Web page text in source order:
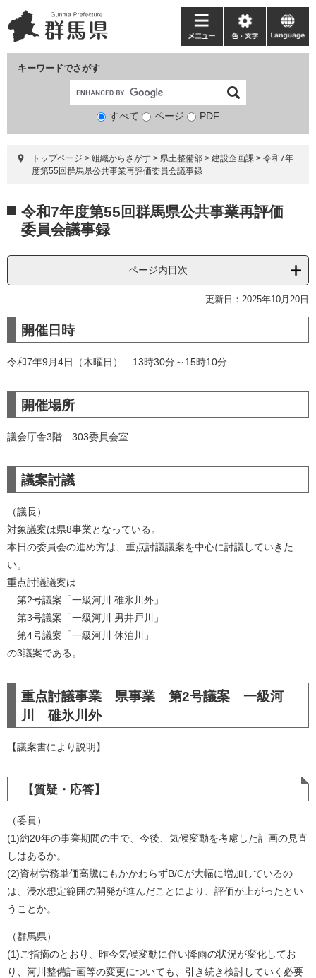
ー
ジ
ニ
ュ
て
キーワードでさがす
検
象
すべて ページ PDF
メ
ニ
ー
色・
文
language
トップページ > 組織からさがす > 県土整備部 > 建設企画課 > 令和7年
度第55回群馬県公共事業再評価委員会議事録
文 令和7年度第55回群馬県公共事業再評価
委員会議事録
ページ内目次
更新日：2025年10月20日
開催日時
令和7年9月4日（木曜日） 13時30分～15時10分
開催場所
議会庁舎3階 303委員会室
議案討議
（議長）​
対象議案は県8事業となっている。
本日の委員会の進め方は、重点討議議案を中心に討議していきた
い。
重点討議議案は
第2号議案「一級河川 碓氷川外」
第3号議案「一級河川 男井戸川」
第4号議案「一級河川 休泊川」
の3議案である。​
重点討議事業 県事業 第2号議案 一級河
川 碓氷川外
【議案書により説明】
【質疑・応答】
（委員）
(1)​約20年の事業期間の中で、今後、気候変動を考慮した計画の見直
しはあるか。
​(2)資材労務単価高騰にもかかわらずB/Cが大幅に増加しているの
は、浸水想定範囲の開発が進んだことにより、評価が上がったとい
うことか。
（群馬県）
​(1)ご指摘のとおり、昨今気候変動に伴い降雨の状況が変化してお
り、河川整備計画等の変更についても、引き続き検討していく必要